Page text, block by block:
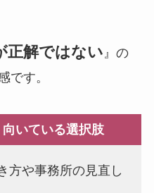
正解ではない』の
です。
向いている選択肢
方や事務所の見直し